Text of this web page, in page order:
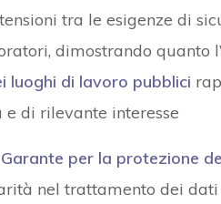
tra le esigenze di
dimostrando quanto
luoghi di lavoro pubblici
di rilevante interesse
per la protezione
nel trattamento dei